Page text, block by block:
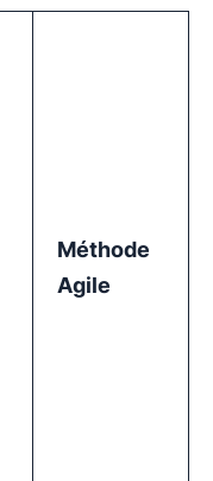
Méthode
Agile